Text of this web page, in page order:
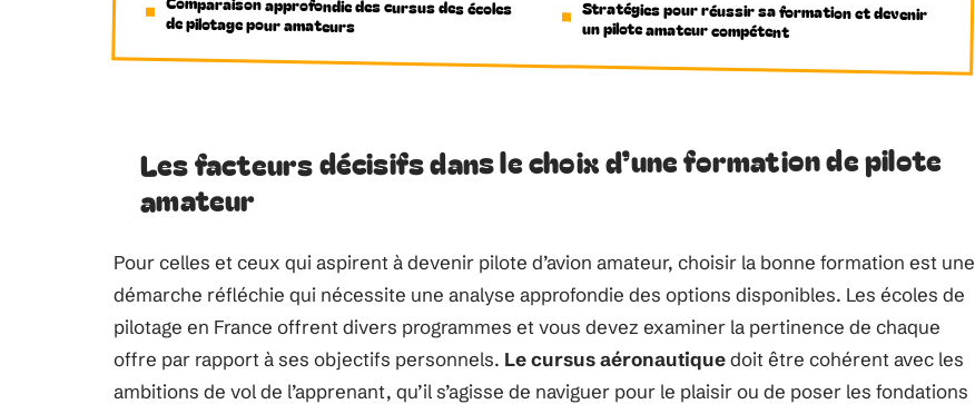
de pilotage pour amateurs Stratégies pour réussir sa formation et devenir
un pilote amateur compétent
Les facteurs décisifs dans le choix d’une formation de pilote
amateur
Pour celles et ceux qui aspirent à devenir pilote d’avion amateur, choisir la bonne formation est une
démarche réfléchie qui nécessite une analyse approfondie des options disponibles. Les écoles de
pilotage en France offrent divers programmes et vous devez examiner la pertinence de chaque
offre par rapport à ses objectifs personnels. Le cursus aéronautiquedoit être cohérent avec les
ambitions de vol de l’apprenant, qu’il s’agisse de naviguer pour le plaisir ou de poser les fondations